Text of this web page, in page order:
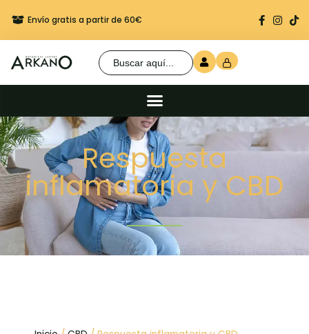
Envío gratis a partir de 60€ Regalo seguro en cada
Buscar:
Respuesta
inflamatoria y CBD